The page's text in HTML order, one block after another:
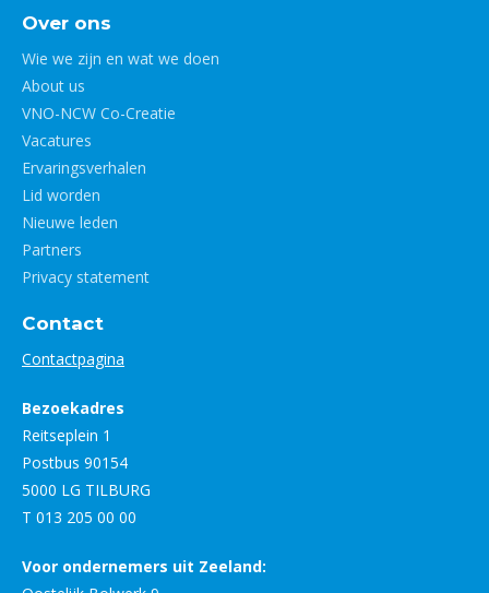
Over ons
Wie we zijn en wat we doen
About us
VNO-NCW Co-Creatie
Vacatures
Ervaringsverhalen
Lid worden
Nieuwe leden
Partners
Privacy statement
Contact
Contactpagina
Bezoekadres
Reitseplein 1
Postbus 90154
5000 LG TILBURG
T 013 205 00 00
Voor ondernemers uit Zeeland: